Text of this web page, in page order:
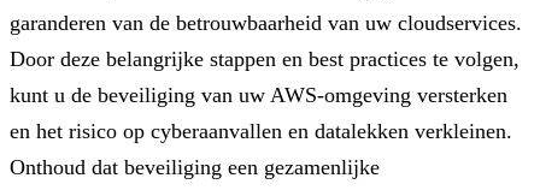
garanderen van de betrouwbaarheid van uw cloudservices.
Door deze belangrijke stappen en best practices te volgen,
kunt u de beveiliging van uw AWS-omgeving versterken
en het risico op cyberaanvallen en datalekken verkleinen.
Onthoud dat beveiliging een gezamenlijke